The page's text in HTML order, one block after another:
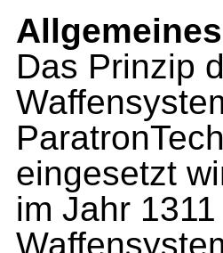
Das Prinzip
eingesetzt
im Jahr